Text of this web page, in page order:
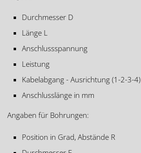
Durchmesser D
Länge L
Anschlussspannung
Leistung
Kabelabgang - Ausrichtung (1-2-3-4)
Anschlusslänge in mm
Angaben für Bohrungen:
Position in Grad, Abstände R